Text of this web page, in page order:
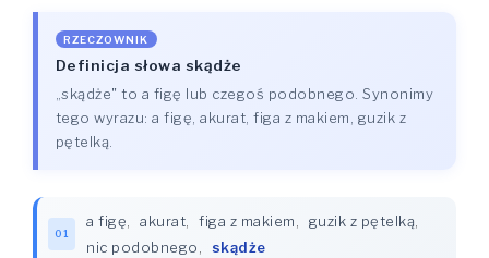
RZECZOWNIK
Definicja słowa skądże
„skądże" to a figę lub czegoś podobnego. Synonimy
tego wyrazu: a figę, akurat, figa z makiem, guzik z
pętelką.
01
a figę, akurat, figa z makiem, guzik z pętelką,
nic podobnego, skądże